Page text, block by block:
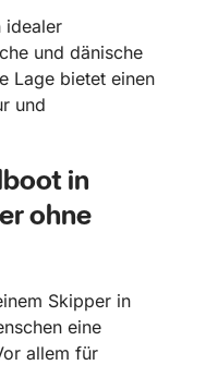
idealer
und dänische
Lage bietet einen
und
in
ohne
Skipper in
eine
allem für